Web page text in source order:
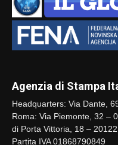
Agenzia di Stampa
Headquarters: Via Dante,
Roma: Via Piemonte, 32 –
di Porta Vittoria, 18 – 20122
Partita IVA 01868790849